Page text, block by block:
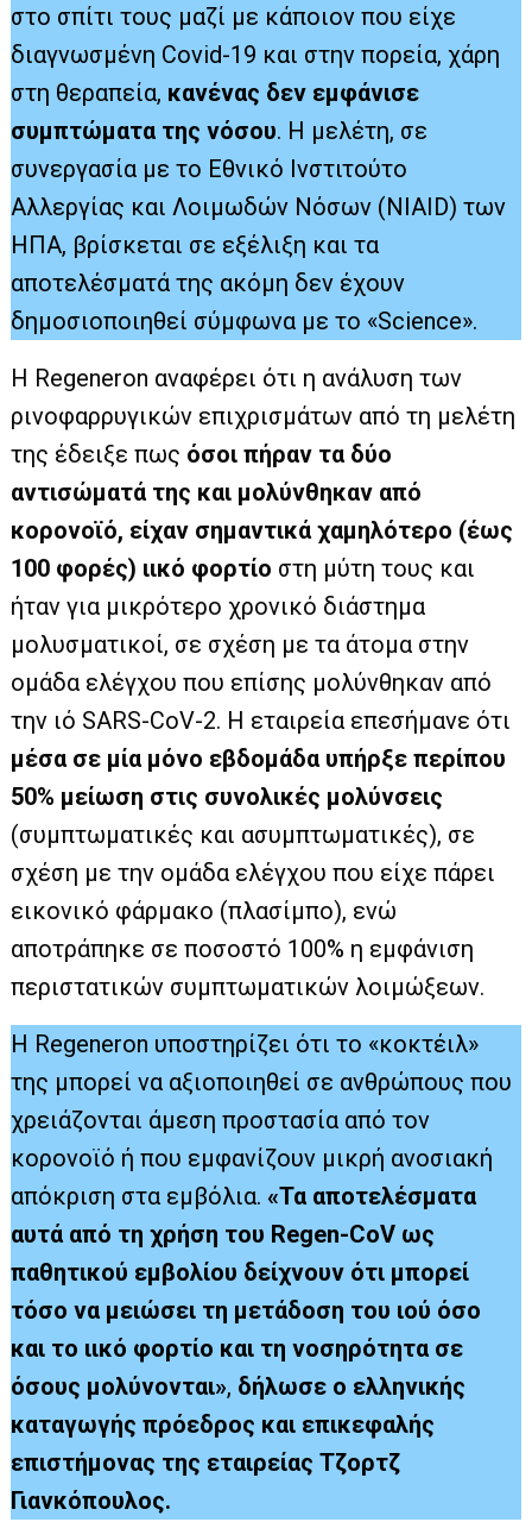
στο σπίτι τους μαζί με κάποιον που είχε
διαγνωσμένη Covid-19 και στην πορεία, χάρη
στη θεραπεία, κανένας δεν εμφάνισε
συμπτώματα της νόσου. Η μελέτη, σε
συνεργασία με το Εθνικό Ινστιτούτο
Αλλεργίας και Λοιμωδών Νόσων (NIAID) των
ΗΠΑ, βρίσκεται σε εξέλιξη και τα
αποτελέσματά της ακόμη δεν έχουν
δημοσιοποιηθεί σύμφωνα με το «Science».
Η Regeneron αναφέρει ότι η ανάλυση των
ρινοφαρρυγικών επιχρισμάτων από τη μελέτη
της έδειξε πως όσοι πήραν τα δύο
αντισώματά της και μολύνθηκαν από
κορονοϊό, είχαν σημαντικά χαμηλότερο (έως
100 φορές) ιικό φορτίο στη μύτη τους και
ήταν για μικρότερο χρονικό διάστημα
μολυσματικοί, σε σχέση με τα άτομα στην
ομάδα ελέγχου που επίσης μολύνθηκαν από
την ιό SARS-CoV-2. Η εταιρεία επεσήμανε ότι
μέσα σε μία μόνο εβδομάδα υπήρξε περίπου
50% μείωση στις συνολικές μολύνσεις
(συμπτωματικές και ασυμπτωματικές), σε
σχέση με την ομάδα ελέγχου που είχε πάρει
εικονικό φάρμακο (πλασίμπο), ενώ
αποτράπηκε σε ποσοστό 100% η εμφάνιση
περιστατικών συμπτωματικών λοιμώξεων.
Η Regeneron υποστηρίζει ότι το «κοκτέιλ»
της μπορεί να αξιοποιηθεί σε ανθρώπους που
χρειάζονται άμεση προστασία από τον
κορονοϊό ή που εμφανίζουν μικρή ανοσιακή
απόκριση στα εμβόλια.«Τα αποτελέσματα
αυτά από τη χρήση του Regen-CoV ως
παθητικού εμβολίου δείχνουν ότι μπορεί
τόσο να μειώσει τη μετάδοση του ιού όσο
και το ιικό φορτίο και τη νοσηρότητα σε
όσους μολύνονται», δήλωσε ο ελληνικής
καταγωγής πρόεδρος και επικεφαλής
επιστήμονας της εταιρείας Τζορτζ
Γιανκόπουλος.